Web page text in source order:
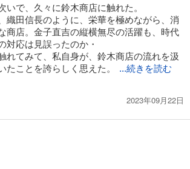
いで、久々に鈴木商店に触れた。
織田信長のように、栄華を極めながら、消
商店。金子直吉の縦横無尽の活躍も、時代
対応は見誤ったのか・
れてみて、私自身が、鈴木商店の流れを汲
たことを誇らしく思えた。
...続きを読む
2023年09月22日